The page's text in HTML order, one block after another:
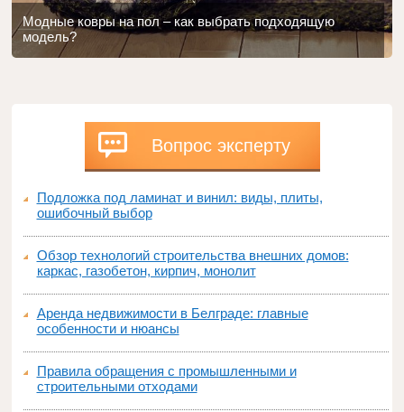
Модные ковры на пол – как выбрать подходящую
модель?
Вопрос эксперту
Подложка под ламинат и винил: виды, плиты,
ошибочный выбор
Обзор технологий строительства внешних домов:
каркас, газобетон, кирпич, монолит
Аренда недвижимости в Белграде: главные
особенности и нюансы
Правила обращения с промышленными и
строительными отходами